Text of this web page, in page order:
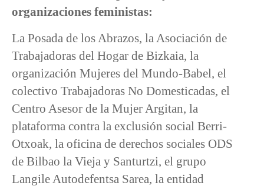
organizaciones feministas:
La Posada de los Abrazos, la Asociación de
Trabajadoras del Hogar de Bizkaia, la
organización Mujeres del Mundo-Babel, el
colectivo Trabajadoras No Domesticadas, el
Centro Asesor de la Mujer Argitan, la
plataforma contra la exclusión social Berri-
Otxoak, la oficina de derechos sociales ODS
de Bilbao la Vieja y Santurtzi, el grupo
Langile Autodefentsa Sarea, la entidad